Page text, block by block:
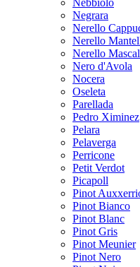
Nebbiolo
Negrara
Nerello
Nerello
Nerello
Nero d'Avola
Nocera
Oseleta
Parellada
Pedro Ximinez
Pelara
Pelaverga
Perricone
Petit Verdot
Picapoll
Pinot
Pinot Bianco
Pinot Blanc
Pinot Gris
Pinot Meunier
Pinot Nero